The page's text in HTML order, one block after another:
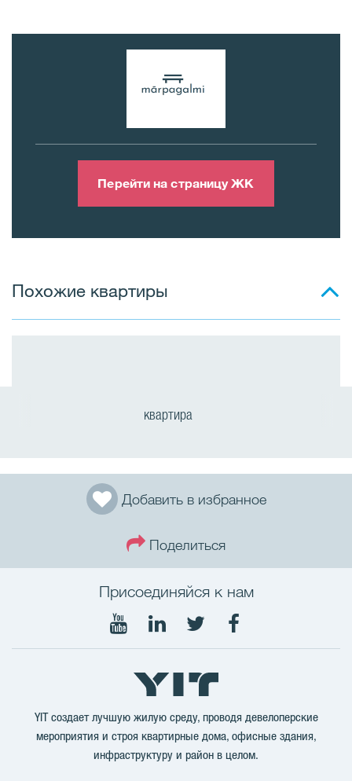
Добавить в избранное
Поделиться
Перейти на страницу ЖК
Похожие квартиры
квартира
Присоединяйся к нам
Мы
Youtube
Мы
в
LinkedIn
Мы
в
Twitter
Мы
YIT создает лучшую жилую среду, проводя девелоперские
мероприятия и строя квартирные дома, офисные здания,
инфраструктуру и район в целом.